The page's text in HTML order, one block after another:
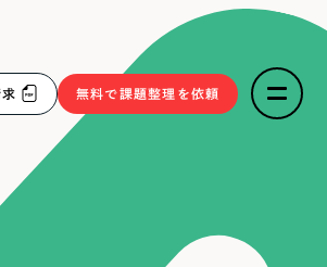
ィング
無料で課題整理を依頼